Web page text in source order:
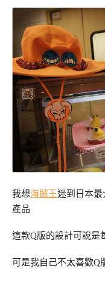
我想海賊王迷到日本最
產品
這款Q版的設計可說是
可是我自己不太喜歡Q